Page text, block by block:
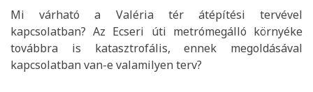
Mi várható a Valéria tér átépítési tervével
kapcsolatban? Az Ecseri úti metrómegálló környéke
továbbra is katasztrofális, ennek megoldásával
kapcsolatban van-e valamilyen terv?